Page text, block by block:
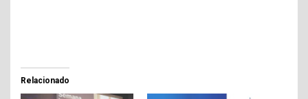
Relacionado